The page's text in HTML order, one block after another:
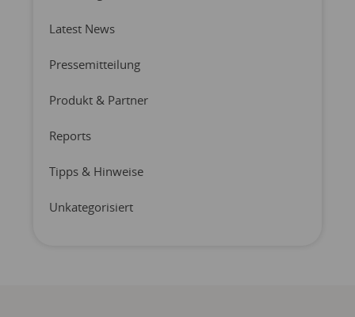
Latest News
Pressemitteilung
Produkt & Partner
Reports
Tipps & Hinweise
Unkategorisiert